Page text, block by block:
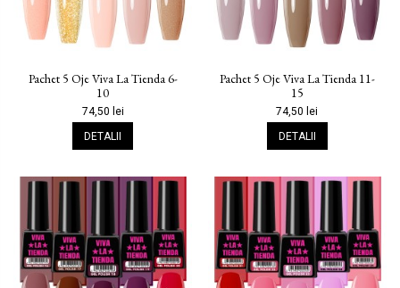
Pachet 5 Oje Viva La Tienda 6-
10
74,50 lei
DETALII
Pachet 5 Oje Viva La Tienda 11-
15
74,50 lei
DETALII